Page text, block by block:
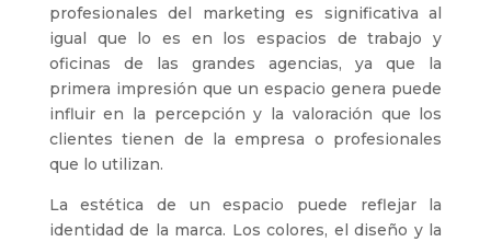
profesionales del marketing es significativa al
igual que lo es en los espacios de trabajo y
oficinas de las grandes agencias, ya que la
primera impresión que un espacio genera puede
influir en la percepción y la valoración que los
clientes tienen de la empresa o profesionales
que lo utilizan.
La estética de un espacio puede reflejar la
identidad de la marca. Los colores, el diseño y la